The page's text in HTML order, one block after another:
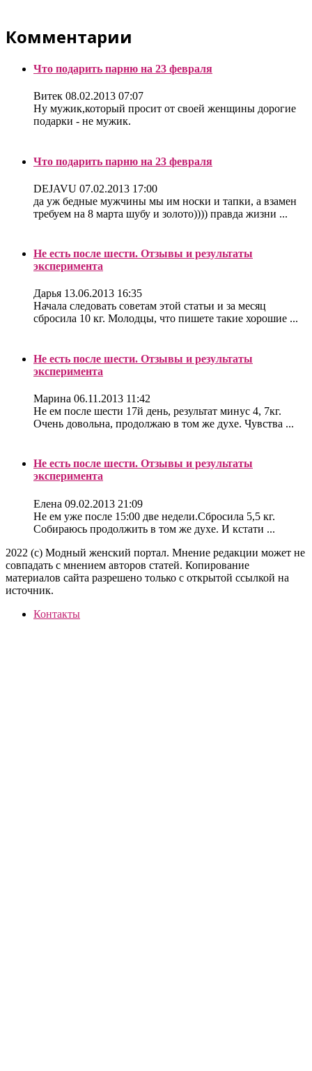
Комментарии
Что подарить парню на 23 февраля
Витек 08.02.2013 07:07
Ну мужик,который просит от своей женщины дорогие
подарки - не мужик.
Что подарить парню на 23 февраля
DEJAVU 07.02.2013 17:00
да уж бедные мужчины мы им носки и тапки, а взамен
требуем на 8 марта шубу и золото)))) правда жизни ...
Не есть после шести. Отзывы и результаты
эксперимента
Дарья 13.06.2013 16:35
Начала следовать советам этой статьи и за месяц
сбросила 10 кг. Молодцы, что пишете такие хорошие ...
Не есть после шести. Отзывы и результаты
эксперимента
Марина 06.11.2013 11:42
Не ем после шести 17й день, результат минус 4, 7кг.
Очень довольна, продолжаю в том же духе. Чувства ...
Не есть после шести. Отзывы и результаты
эксперимента
Елена 09.02.2013 21:09
Не ем уже после 15:00 две недели.Сбросила 5,5 кг.
Собираюсь продолжить в том же духе. И кстати ...
2022 (c) Модный женский портал. Мнение редакции может не
совпадать с мнением авторов статей. Копирование
материалов сайта разрешено только с открытой ссылкой на
источник.
Контакты